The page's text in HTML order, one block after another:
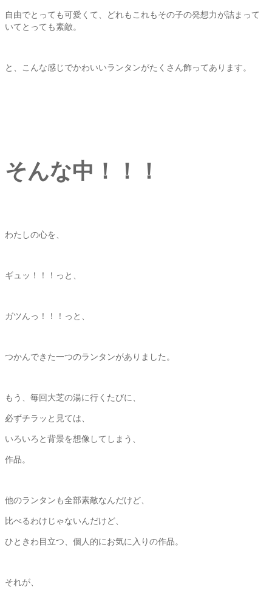
自由でとっても可愛くて、どれもこれもその子の発想力が詰まって
いてとっても素敵。
と、こんな感じでかわいいランタンがたくさん飾ってあります。
そんな中！！！
わたしの心を、
ギュッ！！！っと、
ガツんっ！！！っと、
つかんできた一つのランタンがありました。
もう、毎回大芝の湯に行くたびに、
必ずチラッと見ては、
いろいろと背景を想像してしまう、
作品。
他のランタンも全部素敵なんだけど、
比べるわけじゃないんだけど、
ひときわ目立つ、個人的にお気に入りの作品。
それが、